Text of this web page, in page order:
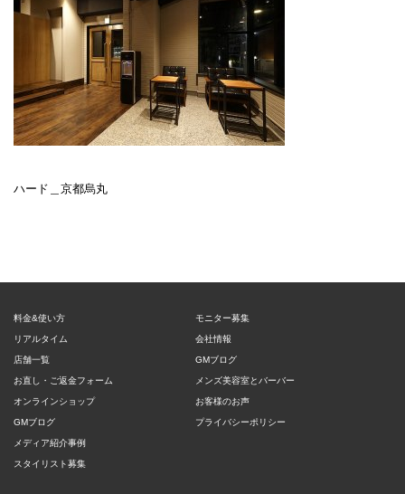
ハード＿京都烏丸
料金&使い方
リアルタイム
店舗一覧
お直し・ご返金フォーム
オンラインショップ
GMブログ
メディア紹介事例
スタイリスト募集
モニター募集
会社情報
GMブログ
メンズ美容室とバーバー
お客様のお声
プライバシーポリシー